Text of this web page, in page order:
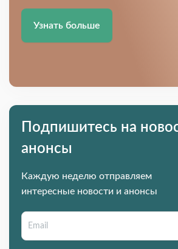
Узнать больше
Подпишитесь на
анонсы
Каждую неделю отправляем
интересные новости и анонсы